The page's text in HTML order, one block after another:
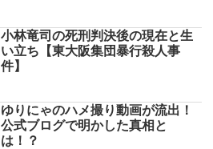
小林竜司の死刑判決後の現在と生
い立ち【東大阪集団暴行殺人事
件】
ゆりにゃのハメ撮り動画が流出！
公式ブログで明かした真相と
は！？